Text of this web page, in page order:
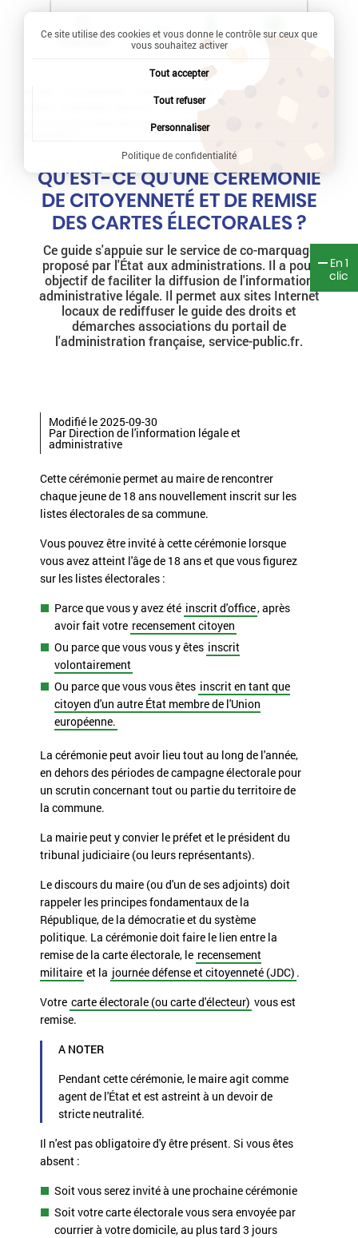
Recherche Profil Menu
En 1
clic
Élections
Qu'est-ce qu'une cérémonie de citoyenneté et de remise des cartes
QU'EST-CE QU'UNE CÉRÉMONIE
DE CITOYENNETÉ ET DE REMISE
DES CARTES ÉLECTORALES ?
Ce guide s'appuie sur le service de co-marquage
proposé par l'État aux administrations. Il a pour
objectif de faciliter la diffusion de l'information
administrative légale. Il permet aux sites Internet
locaux de rediffuser le guide des droits et
démarches associations du portail de
l'administration française, service-public.fr.
Modifié le 2025-09-30
Par Direction de l'information légale et
administrative
Cette cérémonie permet au maire de rencontrer
chaque jeune de 18 ans nouvellement inscrit sur les
listes électorales de sa commune.
Vous pouvez être invité à cette cérémonie lorsque
vous avez atteint l'âge de 18 ans et que vous figurez
sur les listes électorales :
Parce que vous y avez été inscrit d'office, après
avoir fait votre recensement citoyen
Ou parce que vous vous y êtes inscrit
volontairement
Ou parce que vous vous êtes inscrit en tant que
citoyen d'un autre État membre de l'Union
européenne.
La cérémonie peut avoir lieu tout au long de l'année,
en dehors des périodes de campagne électorale pour
un scrutin concernant tout ou partie du territoire de
la commune.
La mairie peut y convier le préfet et le président du
tribunal judiciaire (ou leurs représentants).
Le discours du maire (ou d'un de ses adjoints) doit
rappeler les principes fondamentaux de la
République, de la démocratie et du système
politique. La cérémonie doit faire le lien entre la
remise de la carte électorale, le recensement
militaire et la journée défense et citoyenneté (JDC) .
Votre carte électorale (ou carte d'électeur) vous est
remise.
A NOTER
Pendant cette cérémonie, le maire agit comme
agent de l'État et est astreint à un devoir de
stricte neutralité.
Il n'est pas obligatoire d'y être présent. Si vous êtes
absent :
Soit vous serez invité à une prochaine cérémonie
Soit votre carte électorale vous sera envoyée par
courrier à votre domicile, au plus tard 3 jours
Ce site utilise des cookies et vous donne le contrôle sur ceux que
vous souhaitez activer
Tout accepter
Tout refuser
Personnaliser
Politique de confidentialité